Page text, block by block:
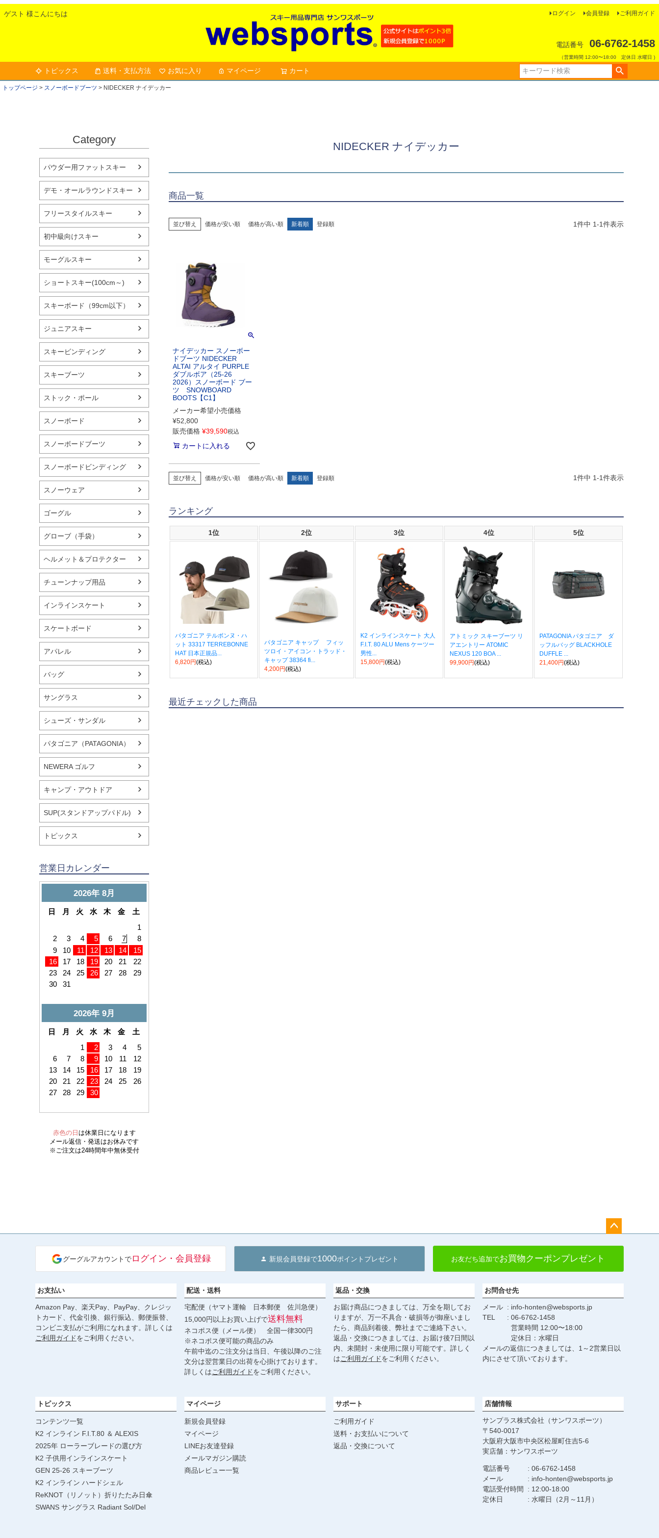
ゲスト 様こんにちは ログイン 会員登録 ご利用ガイド
電話番号 06-6762-1458
（営業時間 12:00〜18:00 定休日 水曜日 )
トピックス 送料・支払方法 お気に入り マイページ カート
トップページ スノーボードブーツ NIDECKER ナイデッカー
Category
パウダー用ファットスキー
デモ・オールラウンドスキー
フリースタイルスキー
初中級向けスキー
モーグルスキー
ショートスキー(100cm～)
スキーボード（99cm以下）
ジュニアスキー
スキービンディング
スキーブーツ
ストック・ポール
スノーボード
スノーボードブーツ
スノーボードビンディング
スノーウェア
ゴーグル
グローブ（手袋）
ヘルメット＆プロテクター
チューンナップ用品
インラインスケート
スケートボード
アパレル
バッグ
サングラス
シューズ・サンダル
パタゴニア（PATAGONIA）
NEWERA ゴルフ
キャンプ・アウトドア
SUP(スタンドアップパドル)
トピックス
営業日カレンダー
NIDECKER ナイデッカー
商品一覧
並び替え 価格が安い順 価格が高い順 新着順 登録順 1件中 1-1件表示
ナイデッカー スノーボー
ドブーツ NIDECKER
ALTAI アルタイ PURPLE
ダブルボア（25-26
2026）スノーボード ブー
ツ SNOWBOARD
BOOTS【C1】
メーカー希望小売価格
¥52,800
販売価格 ¥39,590税込
カートに入れる
並び替え 価格が安い順 価格が高い順 新着順 登録順 1件中 1-1件表示
ランキング
1位 2位 3位 4位 5位
パタゴニア テルボンヌ・ハ
ット 33317 TERREBONNE
HAT 日本正規品...
6,820円(税込)
パタゴニア キャップ フィッ
ツロイ・アイコン・トラッド・
キャップ 38364 fi...
4,200円(税込)
K2 インラインスケート 大人
F.I.T. 80 ALU Mens ケーツー
男性...
15,800円(税込)
アトミック スキーブーツ リ
アエントリー ATOMIC
NEXUS 120 BOA ...
99,900円(税込)
PATAGONIA パタゴニア ダ
ッフルバッグ BLACKHOLE
DUFFLE ...
21,400円(税込)
最近チェックした商品
へ
グーグルアカウントでログイン・会員登録 新規会員登録で1000ポイントプレゼント お友だち追加でお買物クーポンプレゼント
お支払い
Amazon Pay、楽天Pay、PayPay、クレジッ
トカード、代金引換、銀行振込、郵便振替、
コンビニ支払がご利用になれます。詳しくは
ご利用ガイドをご利用ください。
配送・送料
宅配便（ヤマト運輸 日本郵便 佐川急便）
15,000円以上お買い上げで送料無料
ネコポス便（メール便） 全国一律300円
※ネコポス便可能の商品のみ
午前中迄のご注文分は当日、午後以降のご注
文分は翌営業日の出荷を心掛けております。
詳しくはご利用ガイドをご利用ください。
返品・交換
お届け商品につきましては、万全を期してお
りますが、万一不具合・破損等が御座いまし
たら、商品到着後、弊社までご連絡下さい。
返品・交換につきましては、お届け後7日間以
内、未開封・未使用に限り可能です。詳しく
はご利用ガイドをご利用ください。
お問合せ先
メール
info-honten@websports.jp
TEL
06-6762-1458
営業時間 12:00〜18:00
定休日：水曜日
メールの返信につきましては、1～2営業日以
内にさせて頂いております。
トピックス
コンテンツ一覧
K2 インライン F.I.T.80 ＆ ALEXIS
2025年 ローラーブレードの選び方
K2 子供用インラインスケート
GEN 25-26 スキーブーツ
K2 インライン ハードシェル
ReKNOT（リノット）折りたたみ日傘
SWANS サングラス Radiant Sol/Del
マイページ
新規会員登録
マイページ
LINEお友達登録
メールマガジン購読
商品レビュー一覧
サポート
ご利用ガイド
送料・お支払いについて
返品・交換について
店舗情報
サンプラス株式会社（サンワスポーツ）
540-0017
大阪府大阪市中央区松屋町住吉5-6
実店舗：サンワスポーツ
電話番号
06-6762-1458
メール
info-honten@websports.jp
電話受付時間
12:00-18:00
定休日
水曜日（2月～11月）